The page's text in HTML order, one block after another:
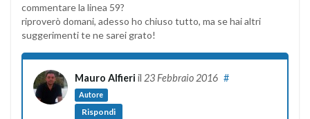
commentare la linea 59?
riproverò domani, adesso ho chiuso tutto, ma se hai altri
suggerimenti te ne sarei grato!
Mauro Alfieri il 23 Febbraio 2016
Autore
#
Rispondi